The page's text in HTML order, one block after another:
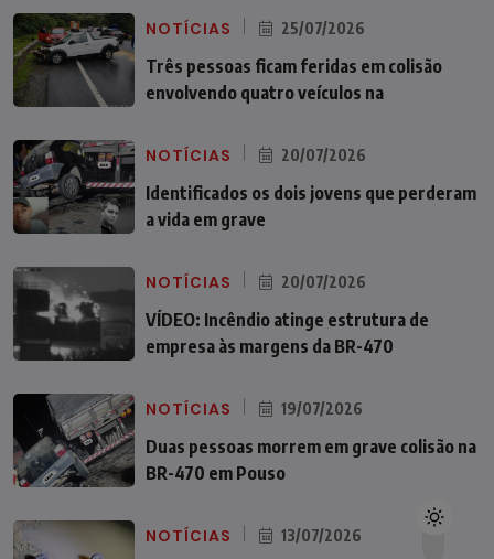
NOTÍCIAS 25/07/2026
Três pessoas ficam feridas em colisão
envolvendo quatro veículos na
NOTÍCIAS 20/07/2026
Identificados os dois jovens que perderam
a vida em grave
NOTÍCIAS 20/07/2026
VÍDEO: Incêndio atinge estrutura de
empresa às margens da BR-470
NOTÍCIAS 19/07/2026
Duas pessoas morrem em grave colisão na
BR-470 em Pouso
NOTÍCIAS 13/07/2026